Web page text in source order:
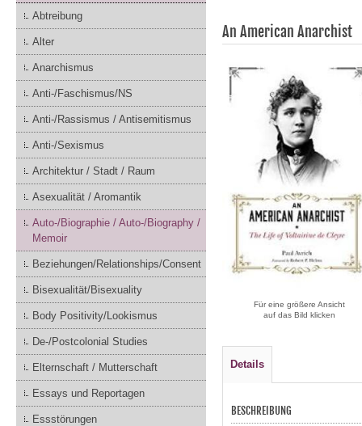
Abtreibung
Alter
Anarchismus
Anti-/Faschismus/NS
Anti-/Rassismus / Antisemitismus
Anti-/Sexismus
Architektur / Stadt / Raum
Asexualität / Aromantik
Auto-/Biographie / Auto-/Biography /
Memoir
Beziehungen/Relationships/Consent
Bisexualität/Bisexuality
Body Positivity/Lookismus
De-/Postcolonial Studies
Elternschaft / Mutterschaft
Essays und Reportagen
Essstörungen
An American Anarchist
Für eine größere Ansicht
auf das Bild klicken
Details
BESCHREIBUNG